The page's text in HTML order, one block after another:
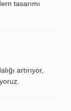
tasarımı
artırıyor,